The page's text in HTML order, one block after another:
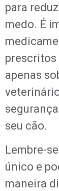
para
medo. É
apenas
seu cão.
Lembre-
único e
maneira